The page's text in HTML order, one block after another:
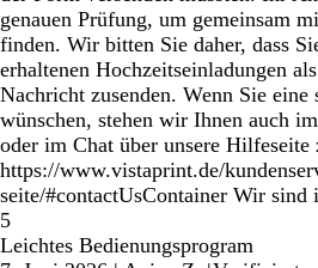
genauen Prüfung, um gemeinsam
finden. Wir bitten Sie daher, dass
erhaltenen Hochzeitseinladungen
Nachricht zusenden. Wenn Sie eine
wünschen, stehen wir Ihnen auch
oder im Chat über unsere Hilfeseite
https://www.vistaprint.de/
seite/#contactUsContainer Wir sind
5
Leichtes Bedienungsprogram